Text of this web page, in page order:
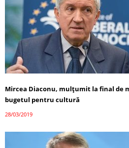
Mircea Diaconu, mulțumit la final de
bugetul pentru cultură
28/03/2019